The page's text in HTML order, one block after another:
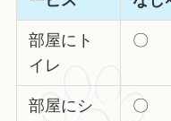
部屋にト
イレ
〇
部屋にシ
〇